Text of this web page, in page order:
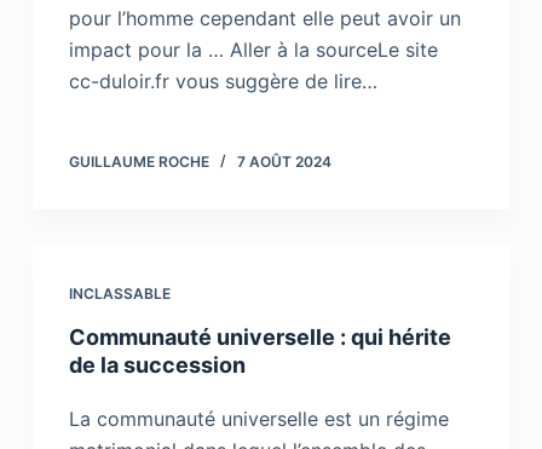
pour l’homme cependant elle peut avoir un
impact pour la … Aller à la sourceLe site
cc-duloir.fr vous suggère de lire…
GUILLAUME ROCHE 7 AOÛT 2024
INCLASSABLE
Communauté universelle : qui hérite
de la succession
La communauté universelle est un régime